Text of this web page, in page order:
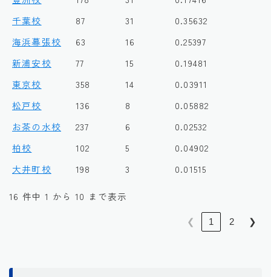
千葉校
87 31
0.35632
海浜幕張校
63 16
0.25397
新浦安校
77 15
0.19481
東京校
358 14
0.03911
松戸校
136 8
0.05882
お茶の水校
237 6
0.02532
柏校
102 5
0.04902
大井町校
198 3 0.01515
16 件中 1 から 10 まで表示
❮ 1 2 ❯